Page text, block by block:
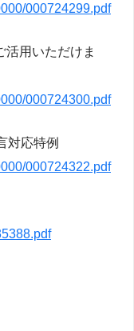
000724299.pdf
用いただけま
000724300.pdf
対応特例
000724322.pdf